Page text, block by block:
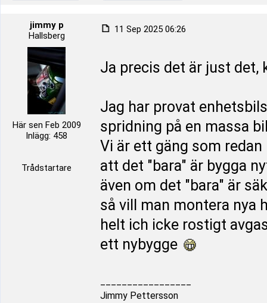
jimmy p
Hallsberg
Här sen Feb 2009
Inlägg: 458
Trådstartare
11 Sep 2025 06:26
Ja precis det är just det,
Jag har provat
spridning på en massa
Vi är ett gäng som
att det "bara" är bygga
även om det "bara" är
så vill man montera nya
helt ich icke rostigt
ett nybygge
Jimmy Pettersson